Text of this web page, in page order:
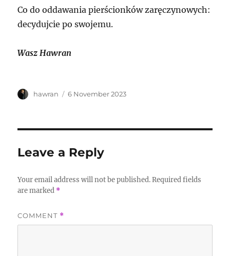
Co do oddawania pierścionków zaręczynowych:
decydujcie po swojemu.
Wasz Hawran
Author
hawran
Posted
6 November 2023
Leave a Reply
Your email address will not be published. Required fields
are marked *
COMMENT *